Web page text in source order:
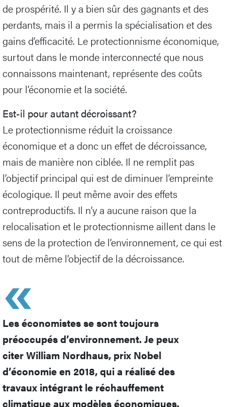
de prospérité. Il y a bien sûr des gagnants et des
perdants, mais il a permis la spécialisation et des
gains d’efficacité. Le protectionnisme économique,
surtout dans le monde interconnecté que nous
connaissons maintenant, représente des coûts
pour l’économie et la société.
Est-il pour autant décroissant?
Le protectionnisme réduit la croissance
économique et a donc un effet de décroissance,
mais de manière non ciblée. Il ne remplit pas
l’objectif principal qui est de diminuer l’empreinte
écologique. Il peut même avoir des effets
contreproductifs. Il n’y a aucune raison que la
relocalisation et le protectionnisme aillent dans le
sens de la protection de l’environnement, ce qui est
tout de même l’objectif de la décroissance.
Les économistes se sont toujours
préoccupés d’environnement. Je peux
citer William Nordhaus, prix Nobel
d’économie en 2018, qui a réalisé des
travaux intégrant le réchauffement
climatique aux modèles économiques.